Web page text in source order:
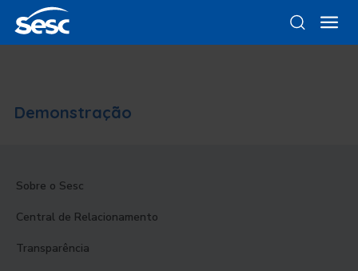
Demonstração
Sobre o Sesc
Central de Relacionamento
Transparência